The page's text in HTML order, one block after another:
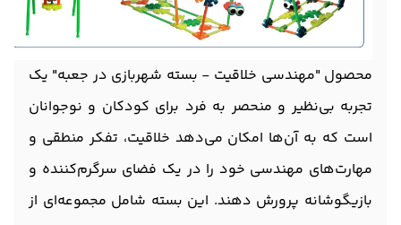
محصول "مهندسی خلاقیت - بسته شهربازی در جعبه" یک
تجربه بی‌نظیر و منحصر به فرد برای کودکان و نوجوانان
است که به آن‌ها امکان می‌دهد خلاقیت، تفکر منطقی و
مهارت‌های مهندسی خود را در یک فضای سرگرم‌کننده و
بازیگوشانه پرورش دهند. این بسته شامل مجموعه‌ای از